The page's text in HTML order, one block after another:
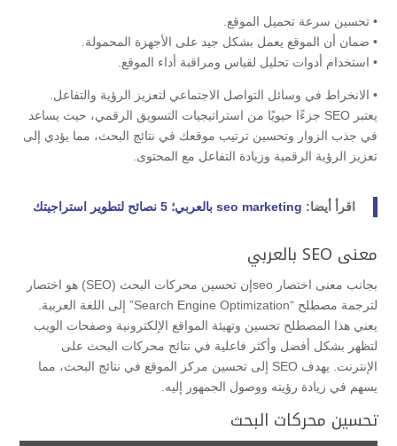
• تحسين سرعة تحميل الموقع.
• ضمان أن الموقع يعمل بشكل جيد على الأجهزة المحمولة.
• استخدام أدوات تحليل لقياس ومراقبة أداء الموقع.
• الانخراط في وسائل التواصل الاجتماعي لتعزيز الرؤية والتفاعل.
يعتبر SEO جزءًا حيويًا من استراتيجيات التسويق الرقمي، حيث يساعد
في جذب الزوار وتحسين ترتيب موقعك في نتائج البحث، مما يؤدي إلى
تعزيز الرؤية الرقمية وزيادة التفاعل مع المحتوى.
اقرأ أيضا: seo marketing بالعربي؛ 5 نصائح لتطوير استراجيتك
معنى SEO بالعربي
بجانب معنى اختصار seoإن تحسين محركات البحث (SEO) هو اختصار
لترجمة مصطلح “Search Engine Optimization” إلى اللغة العربية.
يعني هذا المصطلح تحسين وتهيئة المواقع الإلكترونية وصفحات الويب
لتظهر بشكل أفضل وأكثر فاعلية في نتائج محركات البحث على
الإنترنت. يهدف SEO إلى تحسين مركز الموقع في نتائج البحث، مما
يسهم في زيادة رؤيته ووصول الجمهور إليه.
تحسين محركات البحث